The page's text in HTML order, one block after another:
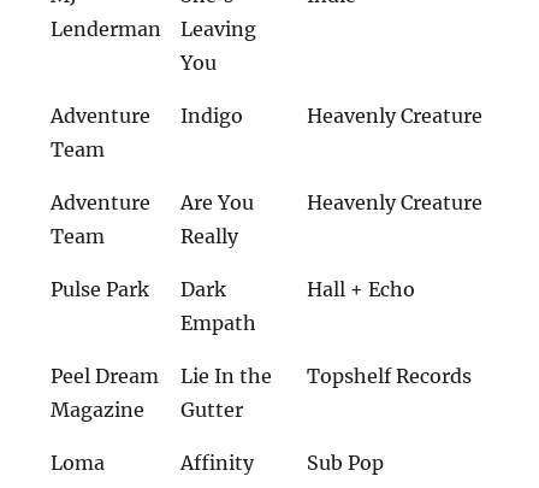
Lenderman
Leaving
You
Adventure
Team
Indigo Heavenly Creature
Adventure
Team
Are You
Really
Heavenly Creature
Pulse Park
Dark
Empath
Hall + Echo
Peel Dream
Magazine
Lie In the
Gutter
Topshelf Records
Loma Affinity Sub Pop